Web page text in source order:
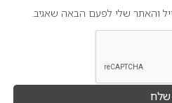
והאתר שלי לפעם הבאה שאגיב.